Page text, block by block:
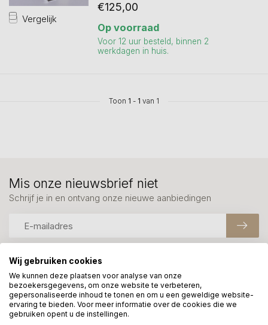
Vergelijk
€125,00
Op voorraad
Voor 12 uur besteld, binnen 2
werkdagen in huis.
Toon 1 - 1 van 1
Meer informatie?
We helpen graag met uw keuze of geven advies, bel of app
ons 7 dagen per week: 06-23643267
Mis onze nieuwsbrief niet
Schrijf je in en ontvang onze nieuwe aanbiedingen
Wij gebruiken cookies
We kunnen deze plaatsen voor analyse van onze
bezoekersgegevens, om onze website te verbeteren,
gepersonaliseerde inhoud te tonen en om u een geweldige website-
ervaring te bieden. Voor meer informatie over de cookies die we
gebruiken opent u de instellingen.